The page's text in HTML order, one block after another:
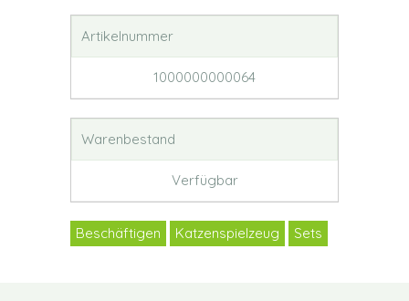
Artikelnummer
1000000000064
Warenbestand
Verfügbar
Beschäftigen Katzenspielzeug Sets